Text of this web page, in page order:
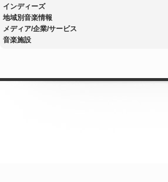
インディーズ
地域別音楽情報
メディア/企業/サービス
音楽施設